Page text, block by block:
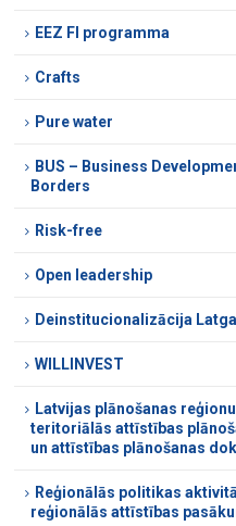
EEZ FI programma
Crafts
Pure water
BUS – Business
Borders
Risk-free
Open leadership
Deinstitucionalizācija
WILLINVEST
Latvijas plānošanas
teritoriālās attīstības
un attīstības plānošanas
Reģionālās politikas
reģionālās attīstības